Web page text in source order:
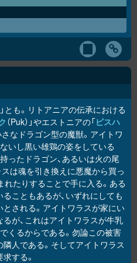
とも。リトアニアの伝承における
（Puk）」やエストニアの「ピスハ
さなドラゴン型の魔獣。アイトワ
いし黒い雄鶏の姿をしている
ったドラゴン、あるいは火の尾
は魂を引き換えに悪魔から買っ
れたりすることで手に入る。ある
こともあるが、いずれにしても
される。アイトワラスが家にい
が、これはアイトワラスが牛乳
くるからである。勿論この被害
人である。そしてアイトワラス
する。